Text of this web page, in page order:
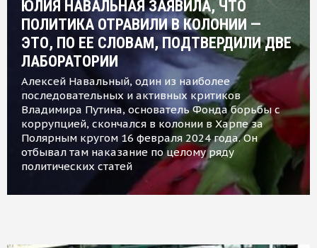
ЮЛИЯ НАВАЛЬНАЯ ЗАЯВИЛА, ЧТО
ПОЛИТИКА ОТРАВИЛИ В КОЛОНИИ —
ЭТО, ПО ЕЕ СЛОВАМ, ПОДТВЕРДИЛИ ДВЕ
ЛАБОРАТОРИИ
Алексей Навальный, один из наиболее
последовательных и активных критиков
Владимира Путина, основатель Фонда борьбы с
коррупцией, скончался в колонии в Харпе за
Полярным кругом 16 февраля 2024 года. Он
отбывал там наказание по целому ряду
политических статей